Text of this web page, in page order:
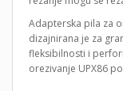
Adapterska pila za
dizajnirana je za
fleksibilnosti i
orezivanje UPX86